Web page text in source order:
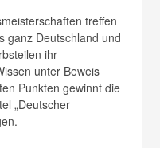
treffen
ganz Deutschland und
ihr
unter Beweis
Punkten gewinnt die
„Deutscher